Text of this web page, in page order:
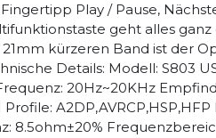
Play / Pause,
geht alles
kürzeren Band ist der
Details: Modell: S803
20Hz~20KHz
8.5ohm±20%